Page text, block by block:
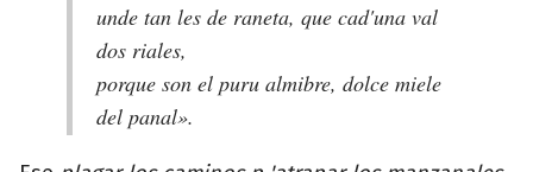
unde tan les de raneta, que cad'una val
dos riales,
porque son el puru almibre, dolce miele
del panal».